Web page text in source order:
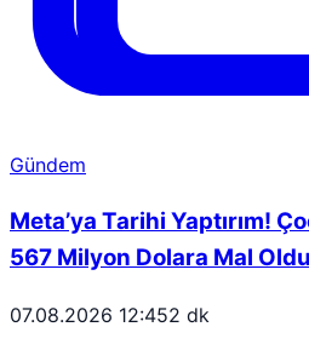
Gündem
Meta’ya Tarihi Yaptırım!
567 Milyon Dolara Mal Oldu
07.08.2026 12:452 dk